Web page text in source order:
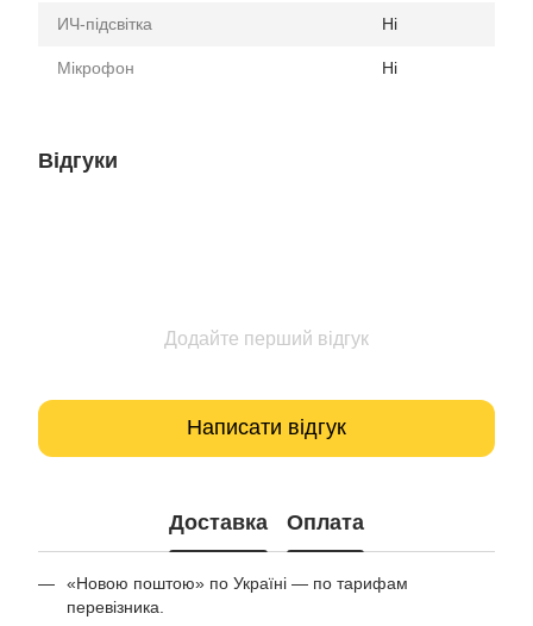
ИЧ-підсвітка Ні
Мікрофон Ні
Відгуки
Додайте перший відгук
Написати відгук
Доставка Оплата
«Новою поштою» по Україні — по тарифам
перевізника.